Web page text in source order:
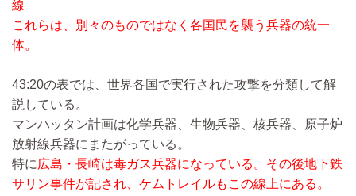
線
これらは、別々のものではなく各国民を襲う兵器の統一
体。
43:20の表では、世界各国で実行された攻撃を分類して解
説している。
マンハッタン計画は化学兵器、生物兵器、核兵器、原子炉
放射線兵器にまたがっている。
特に 広島・長崎は毒ガス兵器になっている。その後地下鉄
サリン事件が記され、ケムトレイルもこの線上にある。